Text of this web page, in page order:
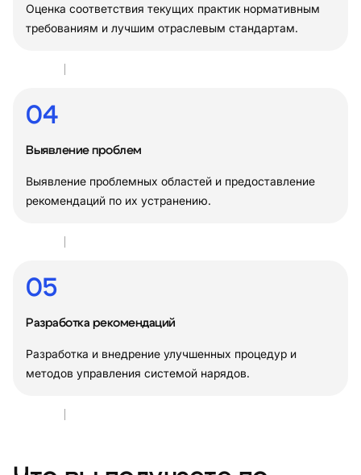
Оценка соответствия текущих практик нормативным
требованиям и лучшим отраслевым стандартам.
04
Выявление проблем
Выявление проблемных областей и предоставление
рекомендаций по их устранению.
05
Разработка рекомендаций
Разработка и внедрение улучшенных процедур и
методов управления системой нарядов.